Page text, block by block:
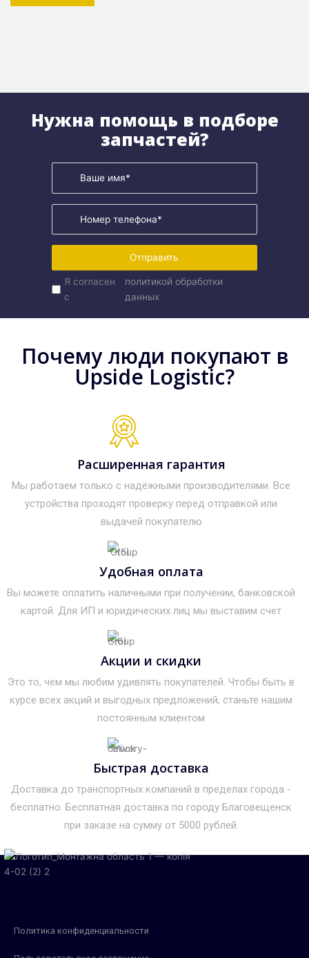
Нужна помощь в подборе
запчастей?
Отправить
Я согласен
с
политикой обработки
данных
Почему люди покупают в
Upside Logistic?
Расширенная гарантия
Мы работаем только с надёжными производителями. Все
устройства проходят проверку перед отправкой или
выдачей покупателю
Удобная оплата
Вы можете оплатить наличными при получении, банковской
картой. Для ИП и юридических лиц мы выставим счет
Акции и скидки
Это то, чем мы любим удивлять покупателей. Чтобы быть в
курсе всех акций и выгодных предложений, станьте нашим
постоянным клиентом
Быстрая доставка
Доставка до транспортных компаний в пределах города -
бесплатно. Бесплатная доставка по городу Благовещенск
при заказе на сумму от 5000 рублей.
Политика конфиденциальности